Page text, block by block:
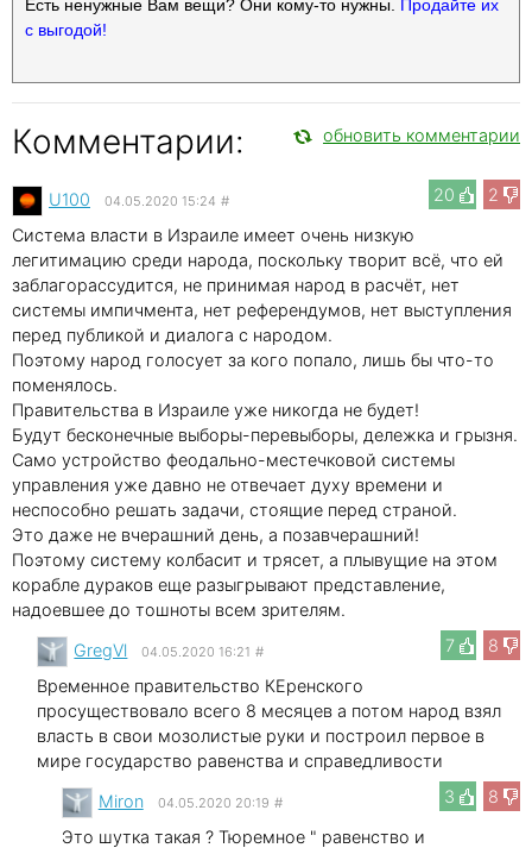
Есть ненужные Вам вещи? Они кому-то нужны.
Продайте их
с выгодой!
Комментарии: обновить комментарии
20 2
U100 04.05.2020 15:24 #
Система власти в Израиле имеет очень низкую
легитимацию среди народа, поскольку творит всё, что ей
заблагорассудится, не принимая народ в расчёт, нет
системы импичмента, нет референдумов, нет выступления
перед публикой и диалога с народом.
Поэтому народ голосует за кого попало, лишь бы что-то
поменялось.
Правительства в Израиле уже никогда не будет!
Будут бесконечные выборы-перевыборы, дележка и грызня.
Само устройство феодально-местечковой системы
управления уже давно не отвечает духу времени и
неспособно решать задачи, стоящие перед страной.
Это даже не вчерашний день, а позавчерашний!
Поэтому систему колбасит и трясет, а плывущие на этом
корабле дураков еще разыгрывают представление,
надоевшее до тошноты всем зрителям.
7
8
GregVl 04.05.2020 16:21 #
Временное правительство КЕренского
просуществовало всего 8 месяцев а потом народ взял
власть в свои мозолистые руки и построил первое в
мире государство равенства и справедливости
3
8
Miron 04.05.2020 20:19 #
Это шутка такая ? Тюремное " равенство и